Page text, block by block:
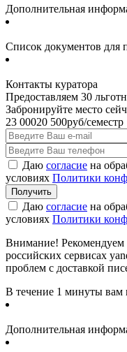
Дополнительная
Список документов для
Контакты куратора
Предоставляем 30
Забронируйте место
23 00020 500руб/семестр
Даю согласие на
условиях Политики
Даю согласие на
условиях Политики
Внимание! Рекомендуем
российских сервисах
проблем с доставкой
В течение 1 минуты вам
Дополнительная